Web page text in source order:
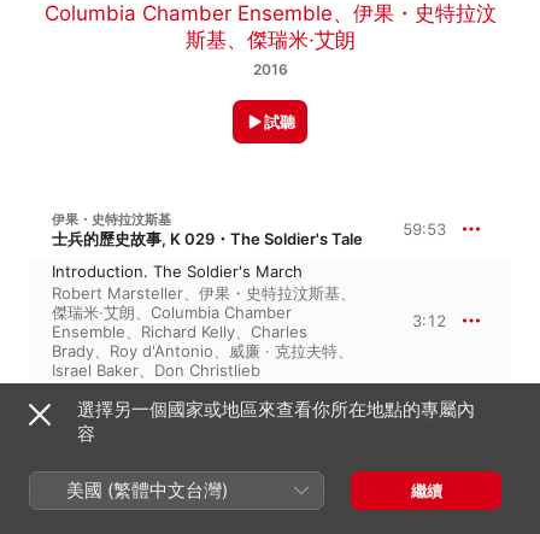
Columbia Chamber Ensemble、 伊果・史特拉汶
斯基、 傑瑞米·艾朗
2016
試聽
伊果・史特拉汶斯基
士兵的歷史故事, K 029・The Soldier's Tale 59:53
Introduction. The Soldier's March
Robert Marsteller、 伊果・史特拉汶斯基、
傑瑞米·艾朗、 Columbia Chamber
Ensemble、 Richard Kelly、 Charles
Brady、 Roy d'Antonio、 威廉 · 克拉夫特、
Israel Baker、 Don Christlieb
3:12
Airs by a Stream
傑瑞米·艾朗、Columbia Chamber
Ensemble
Brady、Richard Kelly、Roy d'Antonio
Don Christlieb、Israel Baker
The Soldier's March (Reprise I)
選擇另一個國家或地區來查看你所在地點的專屬內
容
美國 (繁體中文台灣) 繼續